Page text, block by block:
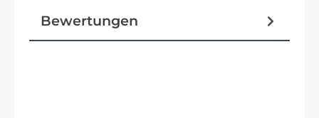
Bewertungen